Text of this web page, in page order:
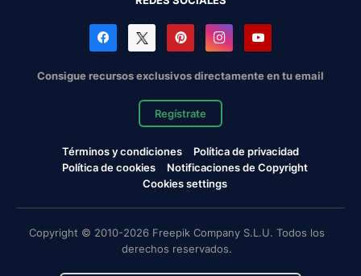
Consigue recursos exclusivos directamente en tu email
Regístrate
Términos y condiciones
Política de privacidad
Política de cookies
Notificaciones de Copyright
Cookies settings
Copyright © 2010-2026 Freepik Company S.L.U. Todos los
derechos reservados.